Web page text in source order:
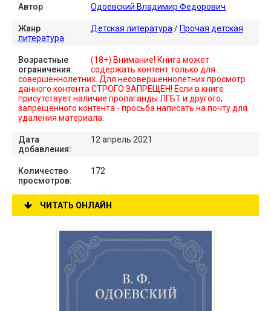
Автор Одоевский Владимир Федорович
Жанр Детская литература / Прочая детская
литература
Возрастные
ограничения:
(18+) Внимание! Книга может
содержать контент только для
совершеннолетних. Для несовершеннолетних просмотр
данного контента СТРОГО ЗАПРЕЩЕН! Если в книге
присутствует наличие пропаганды ЛГБТ и другого,
запрещенного контента - просьба написать на почту для
удаления материала.
Дата
добавления:
12 апрель 2021
Количество
просмотров:
172
ЧИТАТЬ ОНЛАЙН